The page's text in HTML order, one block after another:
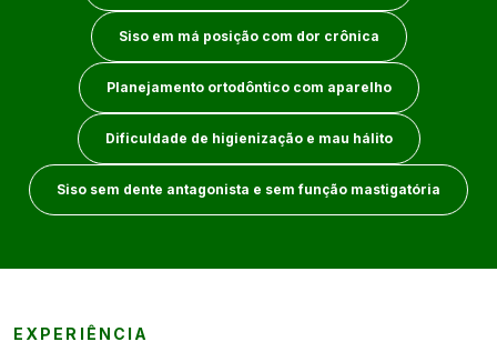
Siso em má posição com dor crônica
Planejamento ortodôntico com aparelho
Dificuldade de higienização e mau hálito
Siso sem dente antagonista e sem função mastigatória
EXPERIÊNCIA